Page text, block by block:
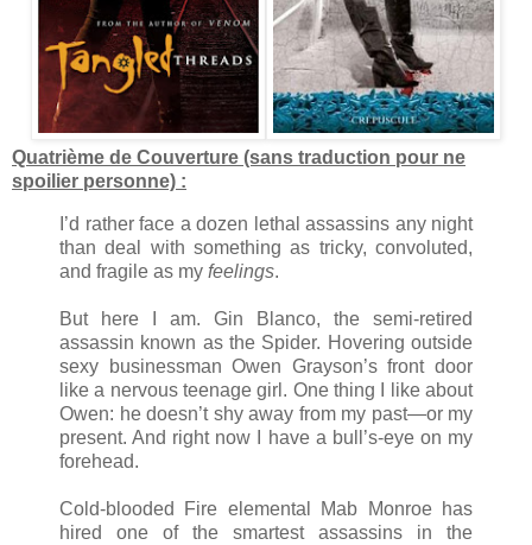
Quatrième de Couverture (sans traduction pour ne
spoilier personne) :
I’d rather face a dozen lethal assassins any night
than deal with something as tricky, convoluted,
and fragile as my feelings.
But here I am. Gin Blanco, the semi-retired
assassin known as the Spider. Hovering outside
sexy businessman Owen Grayson’s front door
like a nervous teenage girl. One thing I like about
Owen: he doesn’t shy away from my past—or my
present. And right now I have a bull’s-eye on my
forehead.
Cold-blooded Fire elemental Mab Monroe has
hired one of the smartest assassins in the